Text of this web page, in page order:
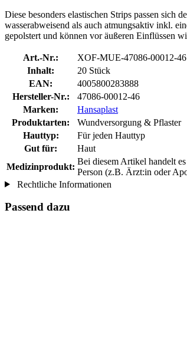
Diese besonders elastischen Strips passen
wasserabweisend als auch atmungsaktiv inkl.
gepolstert und können vor äußeren Einflüssen
Art.-Nr.:
XOF-MUE-47086-00012-46
Inhalt:
20 Stück
EAN:
4005800283888
Hersteller-Nr.:
47086-00012-46
Marken:
Hansaplast
Produktarten:
Wundversorgung & Pflaster
Hauttyp:
Für jeden Hauttyp
Gut für:
Haut
Medizinprodukt:
Bei diesem Artikel handelt
Person (z.B. Ärzt:in oder
Rechtliche Informationen
Passend dazu